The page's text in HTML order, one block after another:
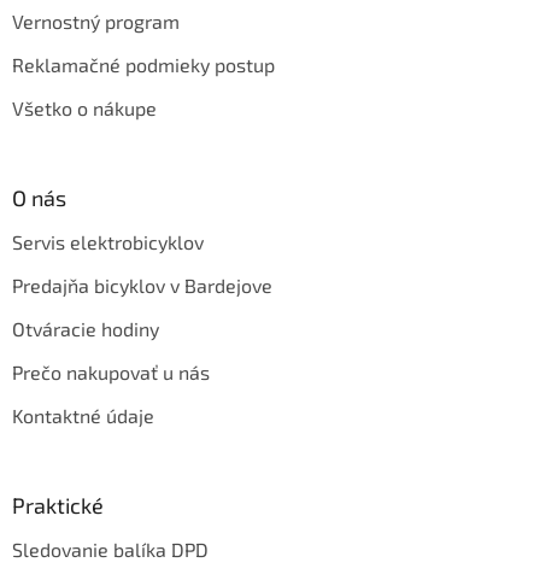
Vernostný program
Reklamačné podmieky postup
Všetko o nákupe
O nás
Servis elektrobicyklov
Predajňa bicyklov v Bardejove
Otváracie hodiny
Prečo nakupovať u nás
Kontaktné údaje
Praktické
Sledovanie balíka DPD